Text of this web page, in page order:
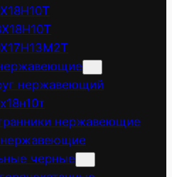
нержавеющий
нержавеющие
черные